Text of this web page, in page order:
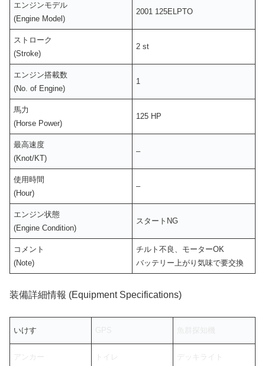
エンジンモデル
(Engine Model)
2001 125ELPTO
ストローク
(Stroke)
2 st
エンジン搭載数
(No. of Engine)
1
馬力
(Horse Power)
125 HP
最高速度
(Knot/KT)
–
使用時間
(Hour)
–
エンジン状態
(Engine Condition)
スタートNG
コメント
(Note)
チルト不良、モーターOK
バッテリー上がり気味で要交換
装備詳細情報 (Equipment Specifications)
いけす
トイレ デッキライト